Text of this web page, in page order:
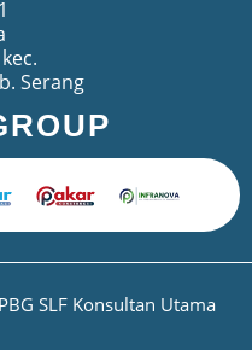
Serang
SLF Konsultan Utama